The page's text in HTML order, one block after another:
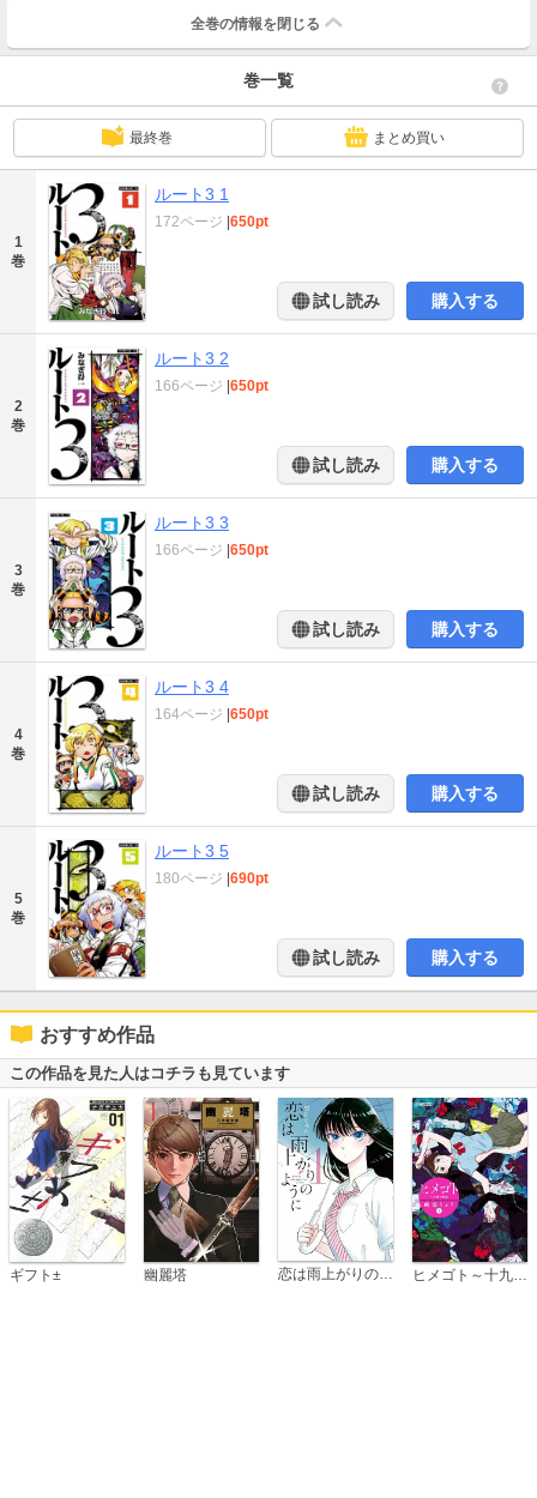
せようとしたが、「お帰りください」と頼んでもソレは一向に帰ってくれ
全巻の情報を 閉じる
巻一覧
最終巻 まとめ買い
1
巻
ルート3 1
172ページ 650pt
試し読み 購入する
2
巻
ルート3 2
166ページ 650pt
試し読み 購入する
3
巻
ルート3 3
166ページ 650pt
試し読み 購入する
4
巻
ルート3 4
164ページ 650pt
試し読み 購入する
5
巻
ルート3 5
180ページ 690pt
試し読み 購入する
おすすめ作品
この作品を見た人はコチラも見ています
ギフト± 幽麗塔 恋は雨上がりのように